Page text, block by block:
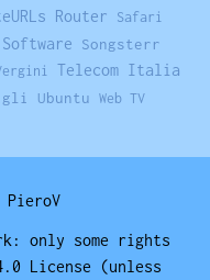
Router Safari
Software Songsterr
Telecom Italia
Ubuntu Web TV
PieroV
only some rights
License (unless